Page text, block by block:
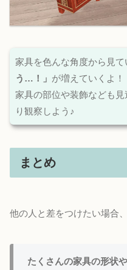
家具を色んな角度から見て
う…！」 が増えていくよ！
家具の部位や装飾なども見
り観察しよう♪
まとめ
他の人と差をつけたい場合、
たくさんの家具の形状